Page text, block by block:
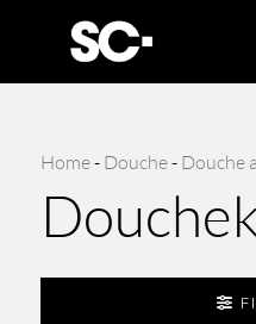
Home- Douche- Douche